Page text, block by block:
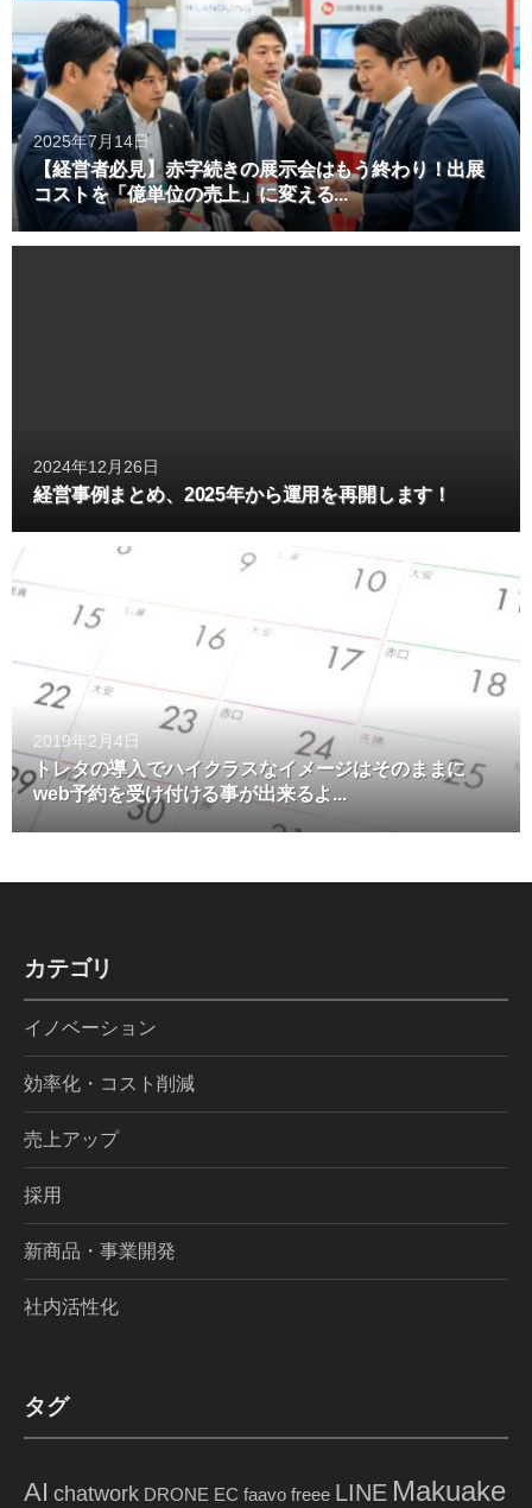
2025年7月14日
【経営者必見】赤字続きの展示会はもう終わり！出展
コストを「億単位の売上」に変える...
2024年12月26日
経営事例まとめ、2025年から運用を再開します！
2019年2月4日
トレタの導入でハイクラスなイメージはそのままに
web予約を受け付ける事が出来るよ...
カテゴリ
イノベーション
効率化・コスト削減
売上アップ
採用
新商品・事業開発
社内活性化
タグ
AI chatwork DRONE EC faavo freee LINE Makuake